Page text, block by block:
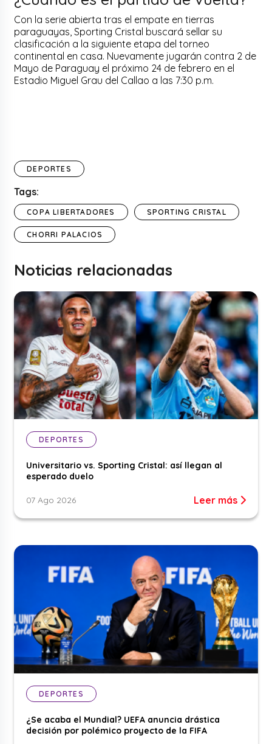
Con la serie abierta tras el empate en tierras
paraguayas, Sporting Cristal buscará sellar su
clasificación a la siguiente etapa del torneo
continental en casa. Nuevamente jugarán contra 2 de
Mayo de Paraguay el próximo 24 de febrero en el
Estadio Miguel Grau del Callao a las 7:30 p.m.
DEPORTES
Tags:
COPA LIBERTADORES SPORTING CRISTAL
CHORRI PALACIOS
Noticias relacionadas
DEPORTES
Universitario vs. Sporting Cristal: así llegan al
esperado duelo
07 Ago 2026 Leer más
DEPORTES
¿Se acaba el Mundial? UEFA anuncia drástica
decisión por polémico proyecto de la FIFA